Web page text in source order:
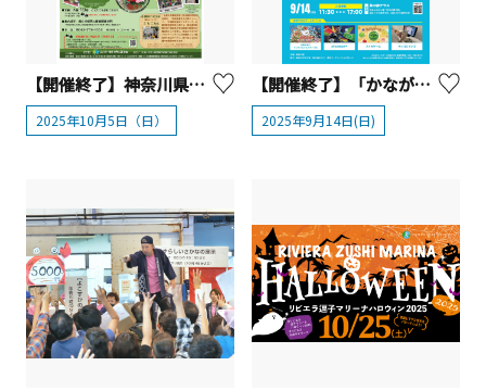
【開催終了】神奈川県立相模原公園 「寄せ植え」を学び、公園プランター'寄せ植えコンテスト'にチャレンジ！ 2025 秋
2025年10月5日（日）
【開催終了】「かながわeスポーツ交流ひろば」開催！
2025年9月14日(日)